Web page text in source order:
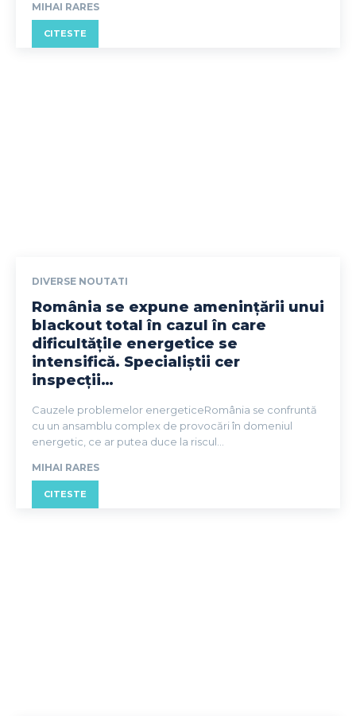
MIHAI RARES
CITESTE
DIVERSE NOUTATI
România se expune amenințării unui
blackout total în cazul în care
dificultățile energetice se
intensifică. Specialiștii cer
inspecții…
Cauzele problemelor energeticeRomânia se confruntă
cu un ansamblu complex de provocări în domeniul
energetic, ce ar putea duce la riscul...
MIHAI RARES
CITESTE